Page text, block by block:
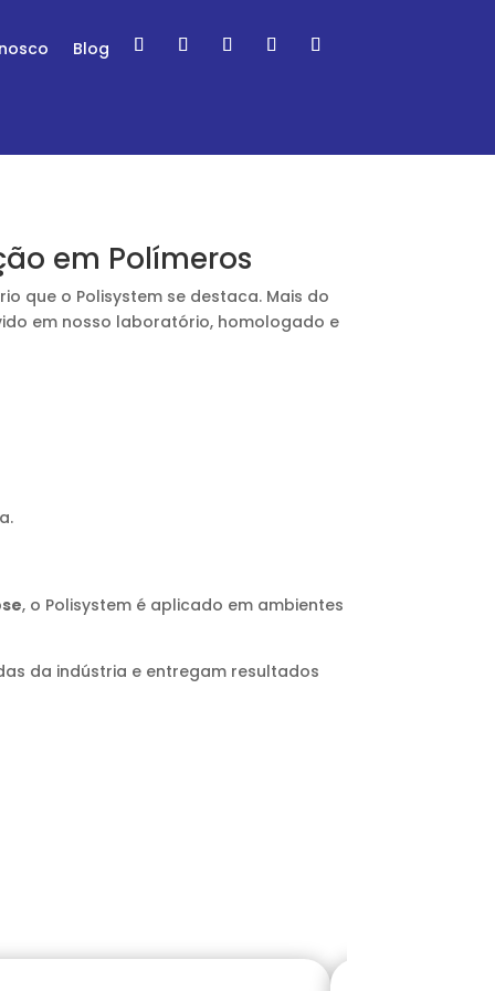
Blog
em Polímeros
que o Polisystem se destaca. Mais do
em nosso laboratório, homologado e
, o Polisystem é aplicado em ambientes
da indústria e entregam resultados